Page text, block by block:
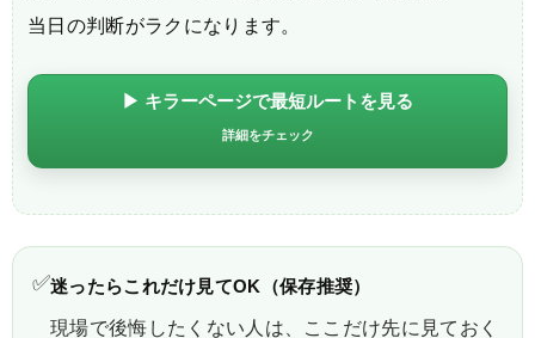
当日の判断がラクになります。
▶ キラーページで最短ルートを見る
詳細をチェック
✅迷ったらこれだけ見てOK（保存推奨）
現場で後悔したくない人は、ここだけ先に見ておく